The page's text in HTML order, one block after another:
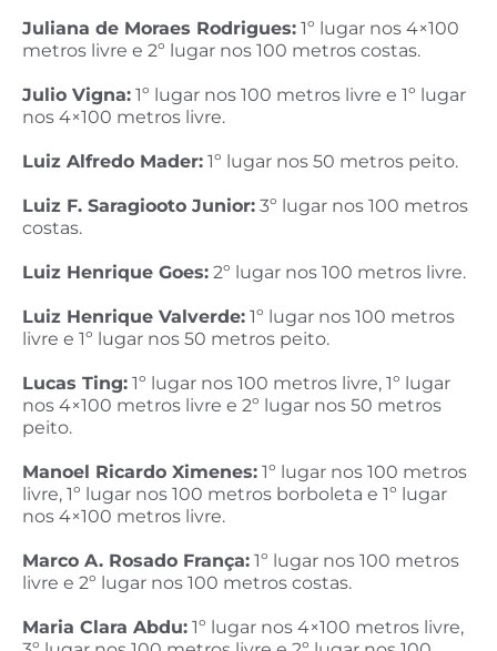
Juliana de Moraes Rodrigues: 1º lugar nos 4×100
metros livre e 2º lugar nos 100 metros costas.
Julio Vigna: 1º lugar nos 100 metros livre e 1º lugar
nos 4×100 metros livre.
Luiz Alfredo Mader: 1º lugar nos 50 metros peito.
Luiz F. Saragiooto Junior: 3º lugar nos 100 metros
costas.
Luiz Henrique Goes: 2º lugar nos 100 metros livre.
Luiz Henrique Valverde: 1º lugar nos 100 metros
livre e 1º lugar nos 50 metros peito.
Lucas Ting: 1º lugar nos 100 metros livre, 1º lugar
nos 4×100 metros livre e 2º lugar nos 50 metros
peito.
Manoel Ricardo Ximenes: 1º lugar nos 100 metros
livre, 1º lugar nos 100 metros borboleta e 1º lugar
nos 4×100 metros livre.
Marco A. Rosado França: 1º lugar nos 100 metros
livre e 2º lugar nos 100 metros costas.
Maria Clara Abdu: 1º lugar nos 4×100 metros livre,